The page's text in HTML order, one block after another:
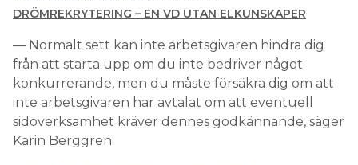
DRÖMREKRYTERING – EN VD UTAN ELKUNSKAPER
— Normalt sett kan inte arbetsgivaren hindra dig
från att starta upp om du inte bedriver något
konkurrerande, men du måste försäkra dig om att
inte arbetsgivaren har avtalat om att eventuell
sidoverksamhet kräver dennes godkännande, säger
Karin Berggren.